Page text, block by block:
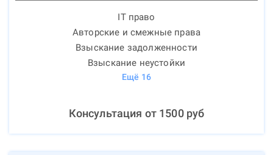
IT право
Авторские и смежные права
Взыскание задолженности
Взыскание неустойки
Ещё 16
Консультация от 1500руб